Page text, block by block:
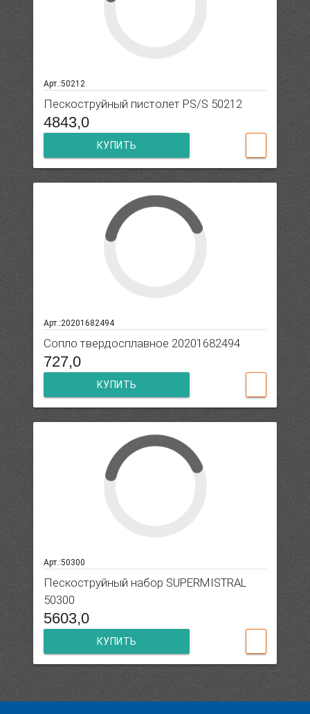
Арт.:50212
Пескоструйный пистолет PS/S 50212
4843,0
КУПИТЬ
Арт.:20201682494
Сопло твердосплавное 20201682494
727,0
КУПИТЬ
Арт.:50300
Пескоструйный набор SUPERMISTRAL
50300
5603,0
КУПИТЬ